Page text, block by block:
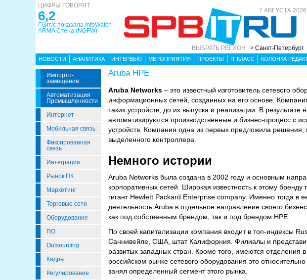
ЦИФРЫ ГОВОРЯТ
6,2
Гбит/с показала InfoWatch
ARMA Стена (NGFW)
7 АВГУСТА 2026
ВЫБРАТЬ РЕГИОН > Санкт-Петербург
НОВОСТИ АНАЛИТИКА ИНТЕРВЬЮ МЕРОПРИЯТИЯ ПРОЕКТЫ IT КЛАСС КОЛОНКА
Импорто­
Замещение
Автоматизация
Промышленности
Интернет
Мобильная связь
Фиксированная
связь
Интеграция
Рынок ПК
Маркетинг
Торговые сети
Оборудование
ПО
Outsourcing
Кадры
Регулирование
Aruba HPE
Aruba Networks – это известный изготовитель сетевого
информационных сетей, созданных на его основе.
таких устройств, до их выпуска и реализации. В
автоматизируются производственные и бизнес-процесс с
устройств. Компания одна из первых предложила
выделенного контроллера.
Немного истории
Aruba Networks была создана в 2002 году и основным
корпоративных сетей. Широкая известность к этому
гигант Hewlett Packard Enterprise company. Именно тогда в
деятельность Aruba в отдельное направление своего
как под собственным брендом, так и под брендом HPE.
По своей капитализации компания входит в топ-индексы
Саннивейле, США, штат Калифорния. Филиалы и
развитых западных стран. Кроме того, имеются
российском рынке сетевого оборудования это
занял определенный сегмент этого рынка.